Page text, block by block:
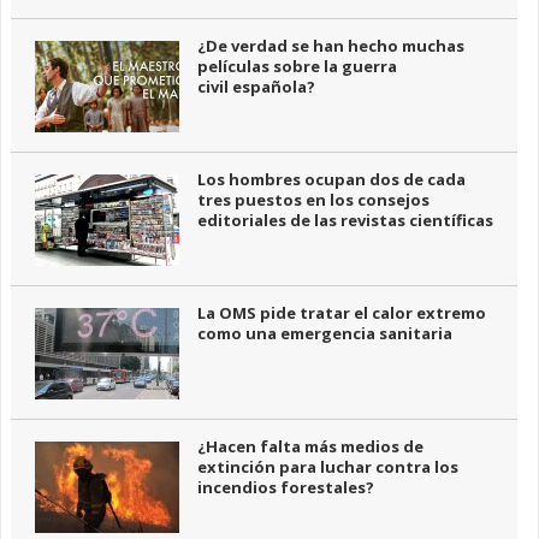
¿De verdad se han hecho muchas
películas sobre la guerra
civil española?
Los hombres ocupan dos de cada
tres puestos en los consejos
editoriales de las revistas científicas
La OMS pide tratar el calor extremo
como una emergencia sanitaria
¿Hacen falta más medios de
extinción para luchar contra los
incendios forestales?